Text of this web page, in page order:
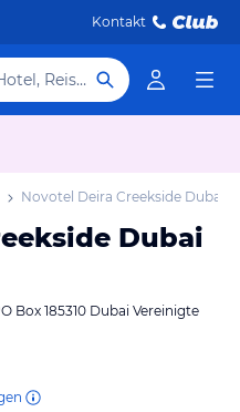
Kontakt
Hotel, Reiseziel
Novotel Deira Creekside Dubai
Dubai
Box 185310 Dubai Vereinigte